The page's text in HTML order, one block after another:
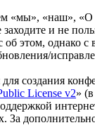
«наш», «О
и не
этом, однако
создания
License v2»
За